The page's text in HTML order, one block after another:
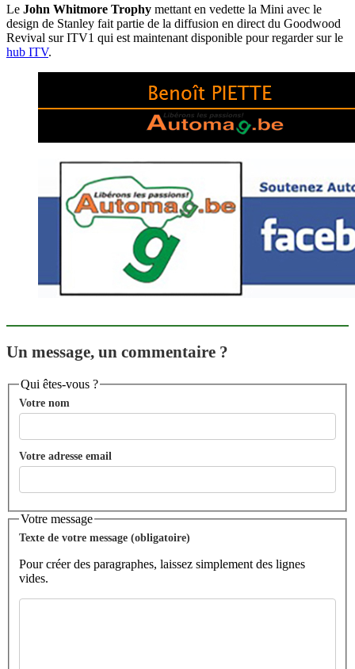
Le John Whitmore Trophy mettant en vedette la Mini avec le
design de Stanley fait partie de la diffusion en direct du Goodwood
Revival sur ITV1 qui est maintenant disponible pour regarder sur le
hub ITV.
Un message, un commentaire ?
Qui êtes-vous ?
Votre nom
Votre adresse email
Votre message
Texte de votre message (obligatoire)
Pour créer des paragraphes, laissez simplement des lignes
vides.